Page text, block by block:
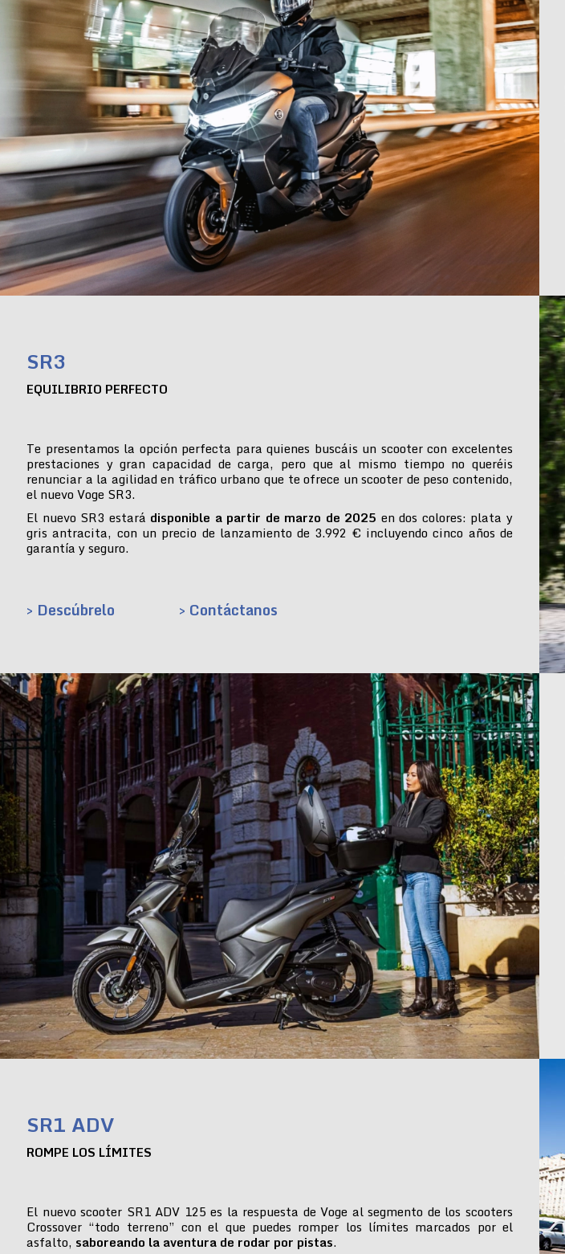
SR3
EQUILIBRIO PERFECTO
Te presentamos la opción perfecta para quienes buscáis un scooter con excelentes
prestaciones y gran capacidad de carga, pero que al mismo tiempo no queréis
renunciar a la agilidad en tráfico urbano que te ofrece un scooter de peso contenido,
el nuevo Voge SR3.
El nuevo SR3 estará disponible a partir de marzo de 2025 en dos colores: plata y
gris antracita, con un precio de lanzamiento de 3.992 € incluyendo cinco años de
garantía y seguro.
> Descúbrelo > Contáctanos
SR1 ADV
ROMPE LOS LÍMITES
El nuevo scooter SR1 ADV 125 es la respuesta de Voge al segmento de los scooters
Crossover “todo terreno” con el que puedes romper los límites marcados por el
asfalto, saboreando la aventura de rodar por pistas.